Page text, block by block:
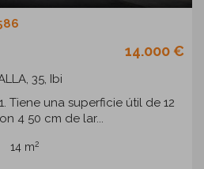
14.000 €
35, Ibi
Tiene una superficie útil de 12
4 50 cm de lar...
14 m2